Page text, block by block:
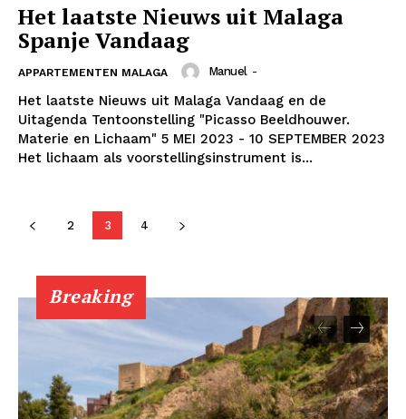
SUBSCRIBE NOW
Company
Contact us
Subscription Plans
Het laatste Nieuws uit Malaga
Spanje Vandaag
APPARTEMENTEN MALAGA Manuel -
Het laatste Nieuws uit Malaga Vandaag en de
Uitagenda Tentoonstelling "Picasso Beeldhouwer.
Materie en Lichaam" 5 MEI 2023 - 10 SEPTEMBER 2023
Het lichaam als voorstellingsinstrument is...
2 3 4
Breaking